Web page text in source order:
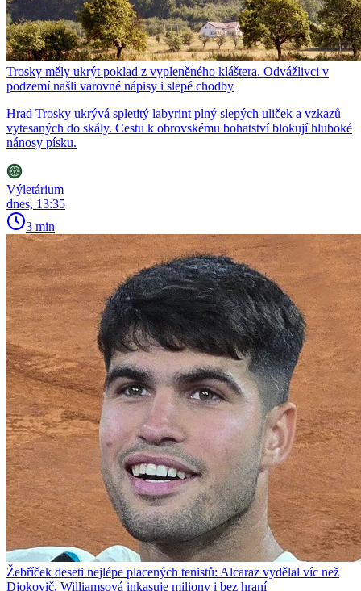
Trosky měly ukrýt poklad z vypleněného kláštera. Odvážlivci v
podzemí našli varovné nápisy i slepé chodby
Hrad Trosky ukrývá spletitý labyrint plný slepých uliček a vzkazů
vytesaných do skály. Cestu k obrovskému bohatství blokují hluboké
nánosy písku.
Výletárium
dnes, 13:35
3 min
Žebříček deseti nejlépe placených tenistů: Alcaraz vydělal víc než
Djokovič, Williamsová inkasuje miliony i bez hraní